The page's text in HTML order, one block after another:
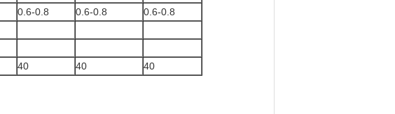
0.6-0.8 0.6-0.8 0.6-0.8
40 40 40